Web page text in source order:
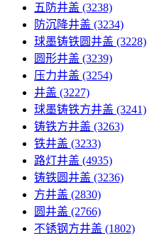
五防井盖 (3238)
防沉降井盖 (3234)
球墨铸铁圆井盖 (3228)
圆形井盖 (3239)
压力井盖 (3254)
井盖 (3227)
球墨铸铁方井盖 (3241)
铸铁方井盖 (3263)
铁井盖 (3233)
路灯井盖 (4935)
铸铁圆井盖 (3236)
方井盖 (2830)
圆井盖 (2766)
不锈钢方井盖 (1802)